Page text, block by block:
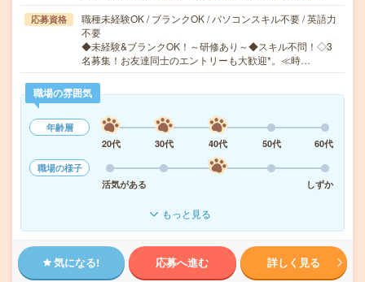
応募資格
職種未経験OK / ブランクOK / パソコンスキル不要 / 英語力
不要
◆未経験&ブランクOK！～研修あり～◆スキル不問！◇3
名募集！お友達同士のエントリーも大歓迎*。≪時…
職場の雰囲気
年齢層
20代
30代 40代 50代
60代
職場の様子
活気がある
しずか
もっと見る
気になる! 応募へ進む 詳しく見る